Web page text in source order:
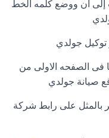
إلى أن ووضع كلمه الخط
توكيل جولدي
فى الصفحه الاولى من
صيانة جولدي
بالمثل على رابط شركة